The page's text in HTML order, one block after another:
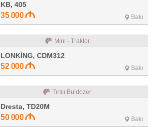
KB, 405
35 000 Bakı
Mini - Traktor
LONKİNG, CDM312
52 000 Bakı
Tırtılı Buldozer
Dresta, TD20M
50 000 Bakı